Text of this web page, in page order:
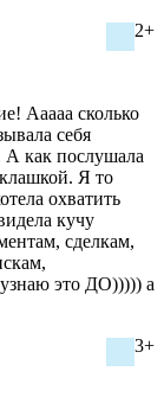
2+
Ааааа сколько
себя
А как послушала
Я то
охватить
кучу
сделкам,
это ДО))))) а
3+